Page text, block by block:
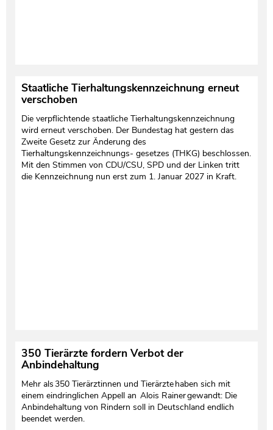
Staatliche Tierhaltungskennzeichnung erneut
verschoben
Die verpflichtende staatliche Tierhaltungskennzeichnung
wird erneut verschoben. Der Bundestag hat gestern das
Zweite Gesetz zur Änderung des
Tierhaltungskennzeichnungs- gesetzes (THKG) beschlossen.
Mit den Stimmen von CDU/CSU, SPD und der Linken tritt
die Kennzeichnung nun erst zum 1. Januar 2027 in Kraft.
350 Tierärzte fordern Verbot der
Anbindehaltung
Mehr als 350 Tierärztinnen und Tierärzte haben sich mit
einem eindringlichen Appell an Alois Rainer gewandt: Die
Anbindehaltung von Rindern soll in Deutschland endlich
beendet werden.